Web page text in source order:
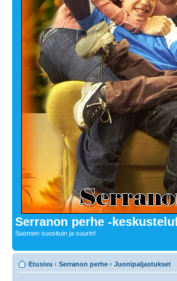
Serranon perhe -
Suomen suosituin ja suurin!
Etusivu ‹ Serranon perhe ‹ Juonipaljastukset